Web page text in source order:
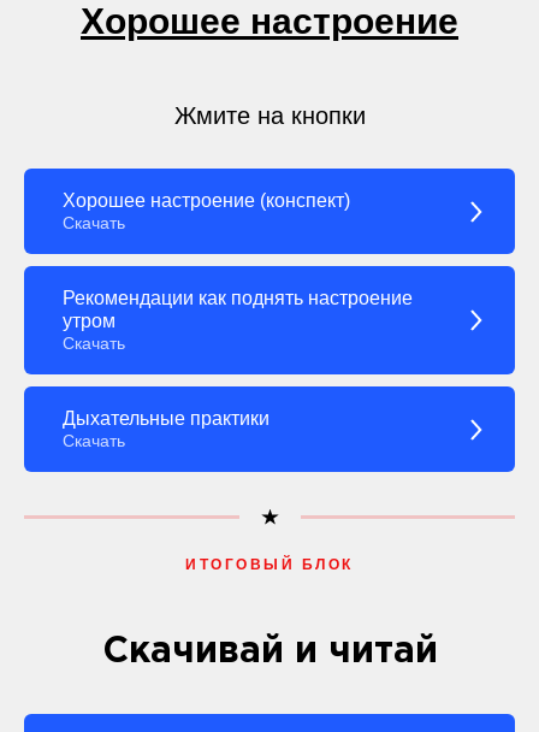
Хорошее настроение
Жмите на кнопки
Хорошее настроение (конспект)
Скачать
Рекомендации как поднять настроение
утром
Скачать
Дыхательные практики
Скачать
ИТОГОВЫЙ БЛОК
Скачивай и читай